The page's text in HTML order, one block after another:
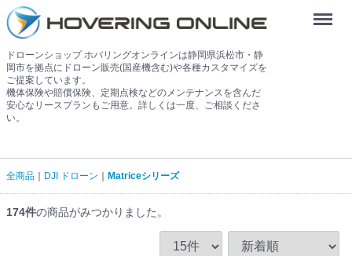
ドローンショップ ホバリングオンラインは静岡県浜松市・静
岡市を拠点にドローン販売(国産機含む)や各種カスタマイズを
ご提案しています。
機体保険や賠償保険、定期点検などのメンテナンスを含んだ
安心なリースプランもご用意。詳しくは一度、ご相談くださ
い。
Menu
全商品 DJI ドローン Matriceシリーズ
174件の商品がみつかりました。